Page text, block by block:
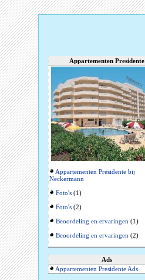
Appartementen Presidente
Appartementen Presidente bij
Neckermann
Foto's (1)
Foto's (2)
Beoordeling en ervaringen (1)
Beoordeling en ervaringen (2)
Ads
Appartementen Presidente Ads